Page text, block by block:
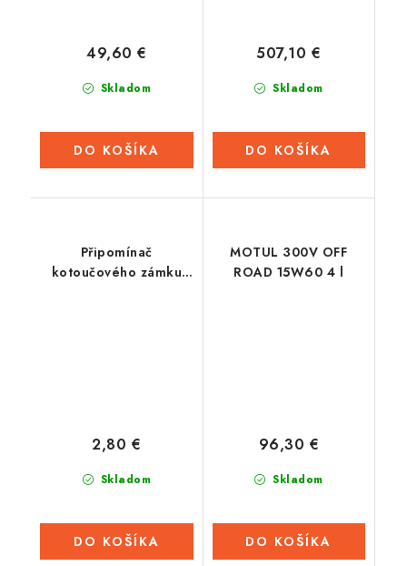
Skladom
49,60 €
DO KOŠÍKA
Skladom
507,10 €
DO KOŠÍKA
Připomínač
kotoučového zámku
Skladom
2,80 €
DO KOŠÍKA
MOTUL 300V OFF
ROAD 15W60 4 l
Skladom
96,30 €
DO KOŠÍKA